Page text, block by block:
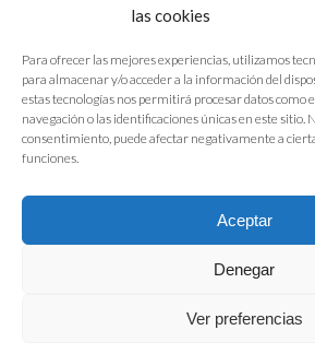
las cookies
Para ofrecer las mejores experiencias, utilizamos
para almacenar y/o acceder a la información del
estas tecnologías nos permitirá procesar datos como
navegación o las identificaciones únicas en este sitio.
consentimiento, puede afectar negativamente a
funciones.
Aceptar
Denegar
Ver preferencias
FIAB Federación Española de Industrias de